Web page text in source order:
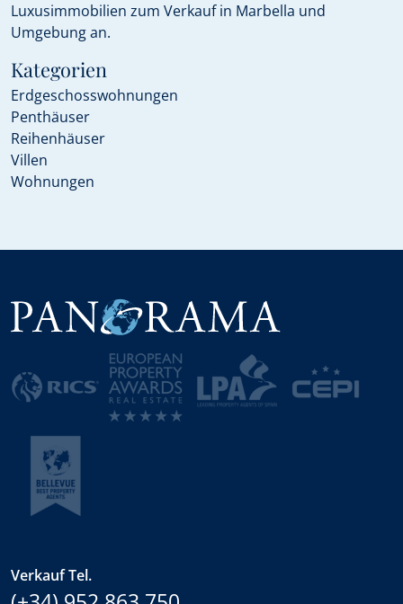
Luxusimmobilien zum Verkauf in Marbella und
Umgebung an.
Kategorien
Erdgeschosswohnungen
Penthäuser
Reihenhäuser
Villen
Wohnungen
Verkauf Tel.